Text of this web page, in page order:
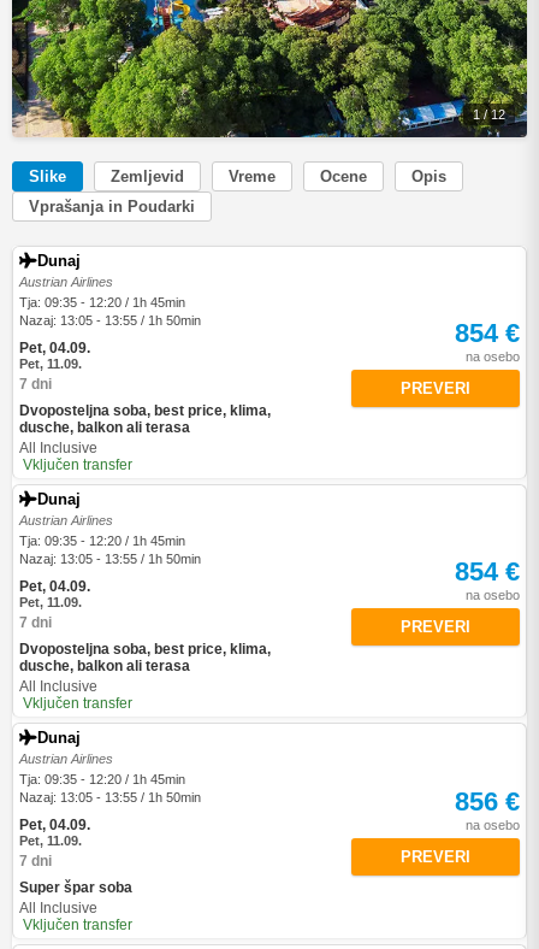
1 / 12
Slike Zemljevid Vreme Ocene
Opis
Vprašanja in Poudarki
Dunaj
Austrian Airlines
Tja: 09:35 - 12:20 / 1h 45min
Nazaj: 13:05 - 13:55 / 1h 50min
Pet, 04.09.
Pet, 11.09.
7 dni
Dvoposteljna soba, best price, klima,
dusche, balkon ali terasa
All Inclusive
Vključen transfer
854 €
na osebo
PREVERI
Dunaj
Austrian Airlines
Tja: 09:35 - 12:20 / 1h 45min
Nazaj: 13:05 - 13:55 / 1h 50min
Pet, 04.09.
Pet, 11.09.
7 dni
Dvoposteljna soba, best price, klima,
dusche, balkon ali terasa
All Inclusive
Vključen transfer
854 €
na osebo
PREVERI
Dunaj
Austrian Airlines
Tja: 09:35 - 12:20 / 1h 45min
Nazaj: 13:05 - 13:55 / 1h 50min
Pet, 04.09.
Pet, 11.09.
7 dni
Super špar soba
All Inclusive
Vključen transfer
856 €
na osebo
PREVERI